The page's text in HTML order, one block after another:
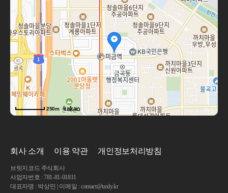
250m
회사 소개 이용 약관 개인정보처리방침
브릿지코드 주식회사
사업자번호 : 781-81-01811
대표자명 : 박상민 | 이메일 : contact@taxly.kr